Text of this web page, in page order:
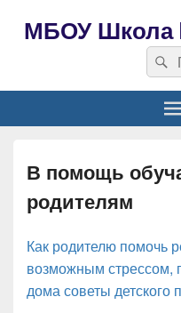
МБОУ Школа
for:
В помощь
родителям
Как родителю помочь
возможным стрессом,
дома советы детского